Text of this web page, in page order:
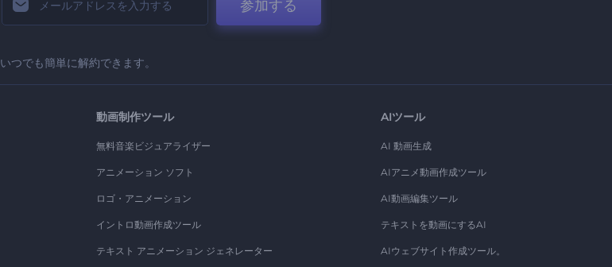
参加する
いつでも簡単に解約できます。
動画制作ツール
無料音楽ビジュアライザー
アニメーション ソフト
ロゴ・アニメーション
イントロ動画作成ツール
テキスト アニメーション ジェネレーター
AIツール
AI 動画生成
AIアニメ動画作成ツール
AI動画編集ツール
テキストを動画にするAI
AIウェブサイト作成ツール。